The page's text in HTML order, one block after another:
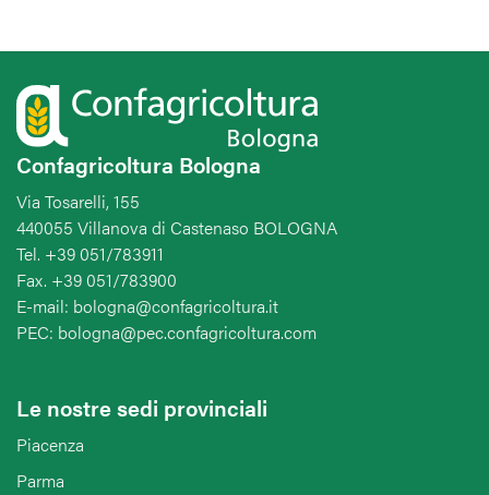
Confagricoltura Bologna
Via Tosarelli, 155
440055 Villanova di Castenaso BOLOGNA
Tel. +39 051/783911
Fax. +39 051/783900
E-mail: bologna@confagricoltura.it
PEC: bologna@pec.confagricoltura.com
Le nostre sedi provinciali
Piacenza
Parma